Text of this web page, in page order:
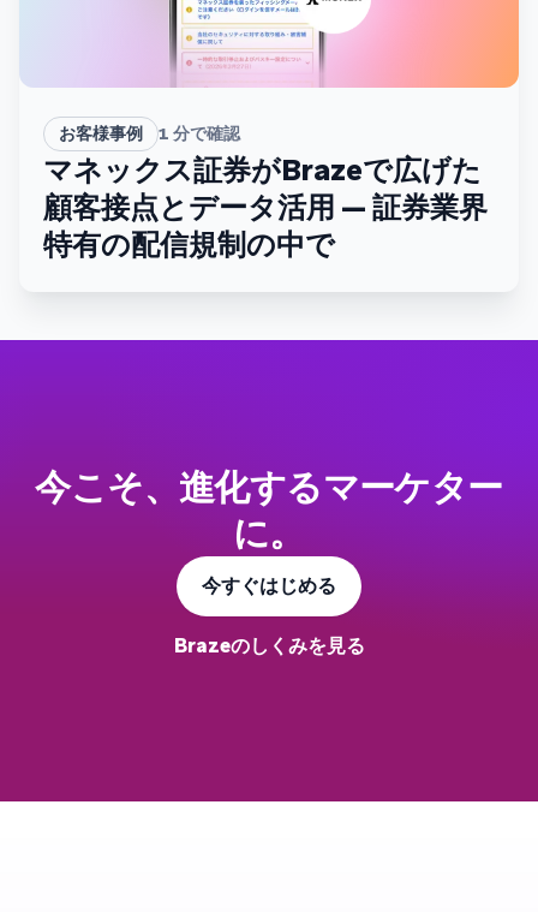
お客様事例 1 分で確認
マネックス証券がBrazeで広げた
顧客接点とデータ活用 — 証券業界
特有の配信規制の中で
今こそ、進化するマーケター
に。
今すぐはじめる
Brazeのしくみを見る